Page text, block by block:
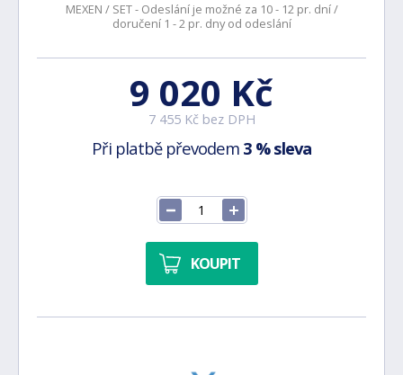
MEXEN / SET - Odeslání je možné za 10 - 12 pr. dní /
doručení 1 - 2 pr. dny od odeslání
9 020 Kč
7 455 Kč bez DPH
Při platbě převodem 3 % sleva
KOUPIT